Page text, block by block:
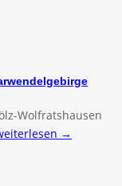
Wolfratshausen
→